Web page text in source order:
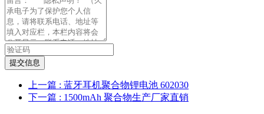
提交信息
上一篇 : 蓝牙耳机聚合物锂电池 602030
下一篇 : 1500mAh 聚合物生产厂家直销